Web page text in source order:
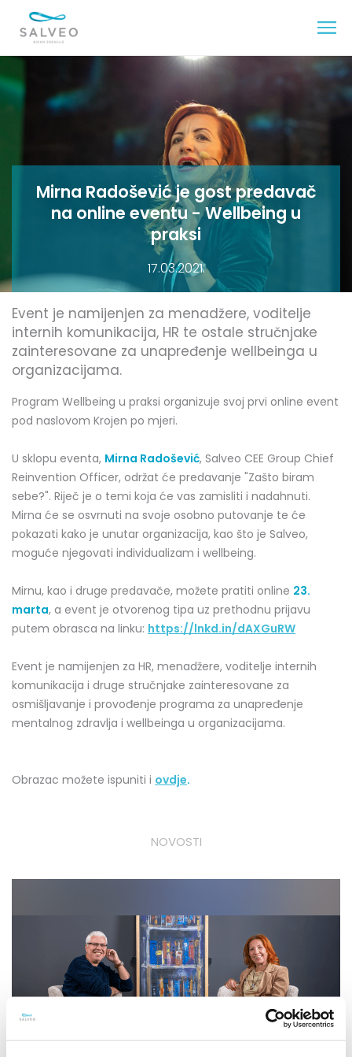
Mirna Radošević je gost predavač
na online eventu - Wellbeing u
praksi
17.03.2021.
Event je namijenjen za menadžere, voditelje
internih komunikacija, HR te ostale stručnjake
zainteresovane za unapređenje wellbeinga u
organizacijama.
Program Wellbeing u praksi organizuje svoj prvi online event
pod naslovom Krojen po mjeri.
U sklopu eventa, Mirna Radošević, Salveo CEE Group Chief
Reinvention Officer, održat će predavanje "Zašto biram
sebe?". Riječ je o temi koja će vas zamisliti i nadahnuti.
Mirna će se osvrnuti na svoje osobno putovanje te će
pokazati kako je unutar organizacija, kao što je Salveo,
moguće njegovati individualizam i wellbeing.
Mirnu, kao i druge predavače, možete pratiti online 23.
marta, a event je otvorenog tipa uz prethodnu prijavu
putem obrasca na linku: https://lnkd.in/dAXGuRW
Event je namijenjen za HR, menadžere, voditelje internih
komunikacija i druge stručnjake zainteresovane za
osmišljavanje i provođenje programa za unapređenje
mentalnog zdravlja i wellbeinga u organizacijama.
Obrazac možete ispuniti i ovdje.
NOVOSTI